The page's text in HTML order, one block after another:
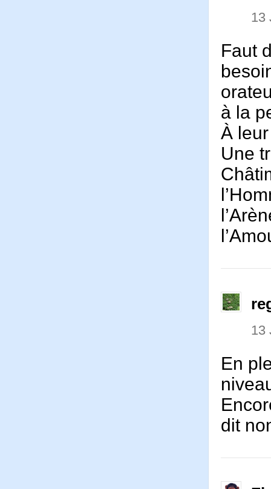
13
Faut
à la
À
Une
13
En
dit